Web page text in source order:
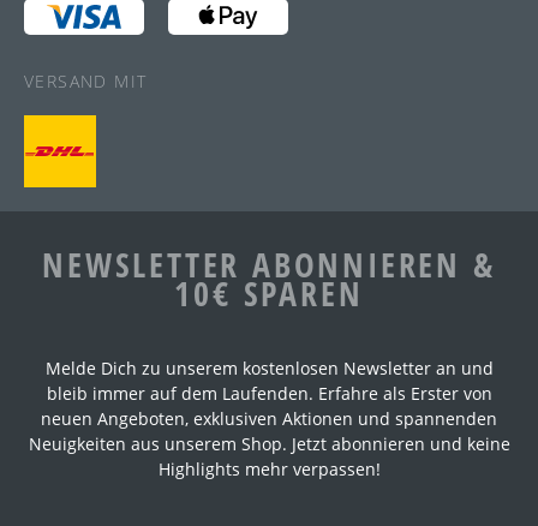
VERSAND MIT
NEWSLETTER ABONNIEREN &
10€ SPAREN
Melde Dich zu unserem kostenlosen Newsletter an und
bleib immer auf dem Laufenden. Erfahre als Erster von
neuen Angeboten, exklusiven Aktionen und spannenden
Neuigkeiten aus unserem Shop. Jetzt abonnieren und keine
Highlights mehr verpassen!